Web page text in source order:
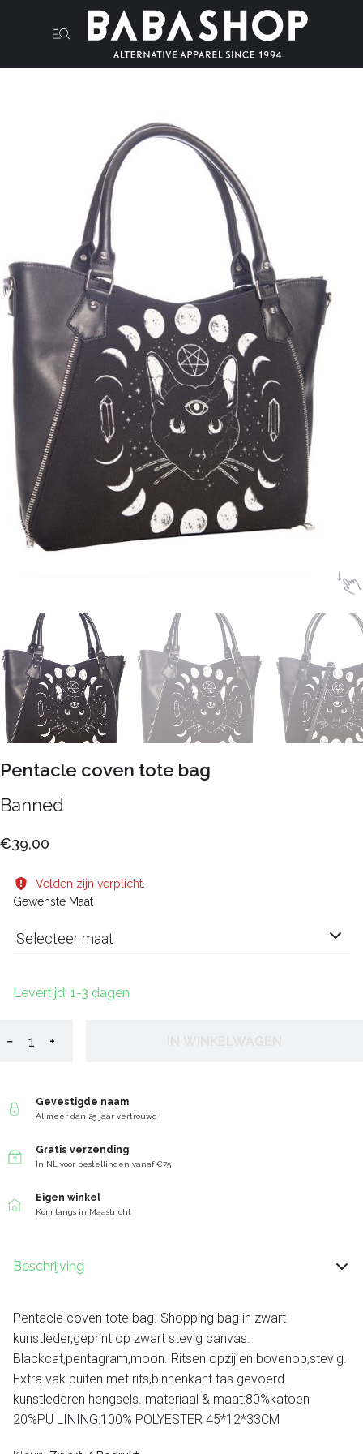
Pentacle coven tote bag
Banned
€39,00
Velden zijn verplicht.
Gewenste Maat
Selecteer maat
Levertijd: 1-3 dagen
− +
Gevestigde naam
Al meer dan 25 jaar vertrouwd
Gratis verzending
In NL voor bestellingen vanaf €75
Eigen winkel
Kom langs in Maastricht
Beschrijving
Pentacle coven tote bag. Shopping bag in zwart
kunstleder,geprint op zwart stevig canvas.
Blackcat,pentagram,moon. Ritsen opzij en bovenop,stevig.
Extra vak buiten met rits,binnenkant tas gevoerd.
kunstlederen hengsels. materiaal & maat:80%katoen
20%PU LINING:100% POLYESTER 45*12*33CM